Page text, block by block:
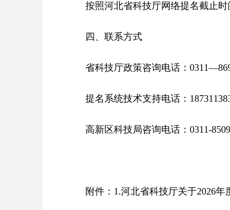
按照河北省科技厅网络提名截止
四、联系方式
省科技厅政策咨询电话：
提名系统技术支持电话：
高新区科技局咨询电话：0311-
附件：1.河北省科技厅关于2026